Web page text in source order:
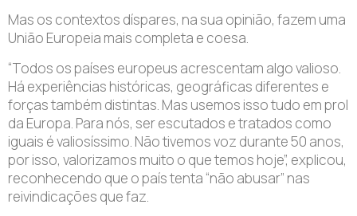
Mas os contextos díspares, na sua opinião, fazem uma
União Europeia mais completa e coesa.
“Todos os países europeus acrescentam algo valioso.
Há experiências históricas, geográficas diferentes e
forças também distintas. Mas usemos isso tudo em prol
da Europa. Para nós, ser escutados e tratados como
iguais é valiosíssimo. Não tivemos voz durante 50 anos,
por isso, valorizamos muito o que temos hoje”, explicou,
reconhecendo que o país tenta “não abusar” nas
reivindicações que faz.